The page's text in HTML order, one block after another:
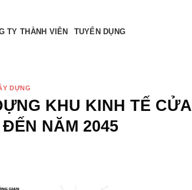
TY THÀNH VIÊN TUYỂN DỤNG
DỰNG
KHU KINH TẾ CỬA
NĂM 2045